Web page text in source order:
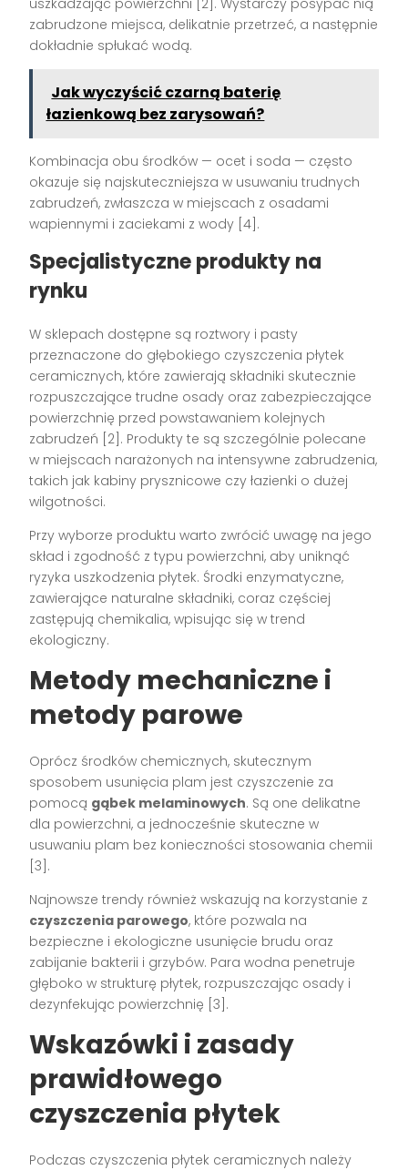
zabrudzone miejsca, delikatnie przetrzeć, a następnie
dokładnie spłukać wodą.
Jak wyczyścić czarną baterię
łazienkową bez zarysowań?
Kombinacja obu środków — ocet i soda — często
okazuje się najskuteczniejsza w usuwaniu trudnych
zabrudzeń, zwłaszcza w miejscach z osadami
wapiennymi i zaciekami z wody [4].
Specjalistyczne produkty na
rynku
W sklepach dostępne są roztwory i pasty
przeznaczone do głębokiego czyszczenia płytek
ceramicznych, które zawierają składniki skutecznie
rozpuszczające trudne osady oraz zabezpieczające
powierzchnię przed powstawaniem kolejnych
zabrudzeń [2]. Produkty te są szczególnie polecane
w miejscach narażonych na intensywne zabrudzenia,
takich jak kabiny prysznicowe czy łazienki o dużej
wilgotności.
Przy wyborze produktu warto zwrócić uwagę na jego
skład i zgodność z typu powierzchni, aby uniknąć
ryzyka uszkodzenia płytek. Środki enzymatyczne,
zawierające naturalne składniki, coraz częściej
zastępują chemikalia, wpisując się w trend
ekologiczny.
Metody mechaniczne i
metody parowe
Oprócz środków chemicznych, skutecznym
sposobem usunięcia plam jest czyszczenie za
pomocą gąbek melaminowych. Są one delikatne
dla powierzchni, a jednocześnie skuteczne w
usuwaniu plam bez konieczności stosowania chemii
[3].
Najnowsze trendy również wskazują na korzystanie z
czyszczenia parowego, które pozwala na
bezpieczne i ekologiczne usunięcie brudu oraz
zabijanie bakterii i grzybów. Para wodna penetruje
głęboko w strukturę płytek, rozpuszczając osady i
dezynfekując powierzchnię [3].
Wskazówki i zasady
prawidłowego
czyszczenia płytek
Podczas czyszczenia płytek ceramicznych należy